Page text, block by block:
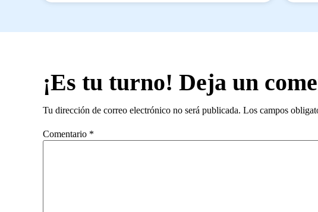
¡Es tu turno! Deja un
Tu dirección de correo electrónico no será publicada. Los campos
Comentario *